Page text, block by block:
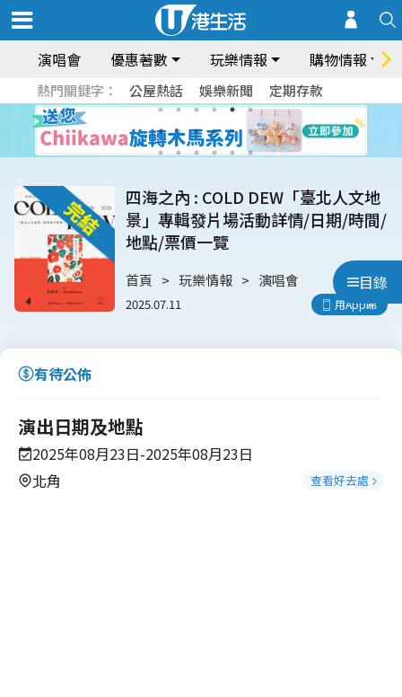
演唱會 優惠著數 玩樂情報 購物情報
熱門關鍵字： 公屋熱話 娛樂新聞 定期存款
目錄
四海之內 : COLD DEW「臺北人文地
景」專輯發片場活動詳情/日期/時間/
地點/票價一覽
首頁 玩樂情報 演唱會
2025.07.11 用App睇
有待公佈
演出日期及地點
2025年08月23日-2025年08月23日
北角
查看好去處